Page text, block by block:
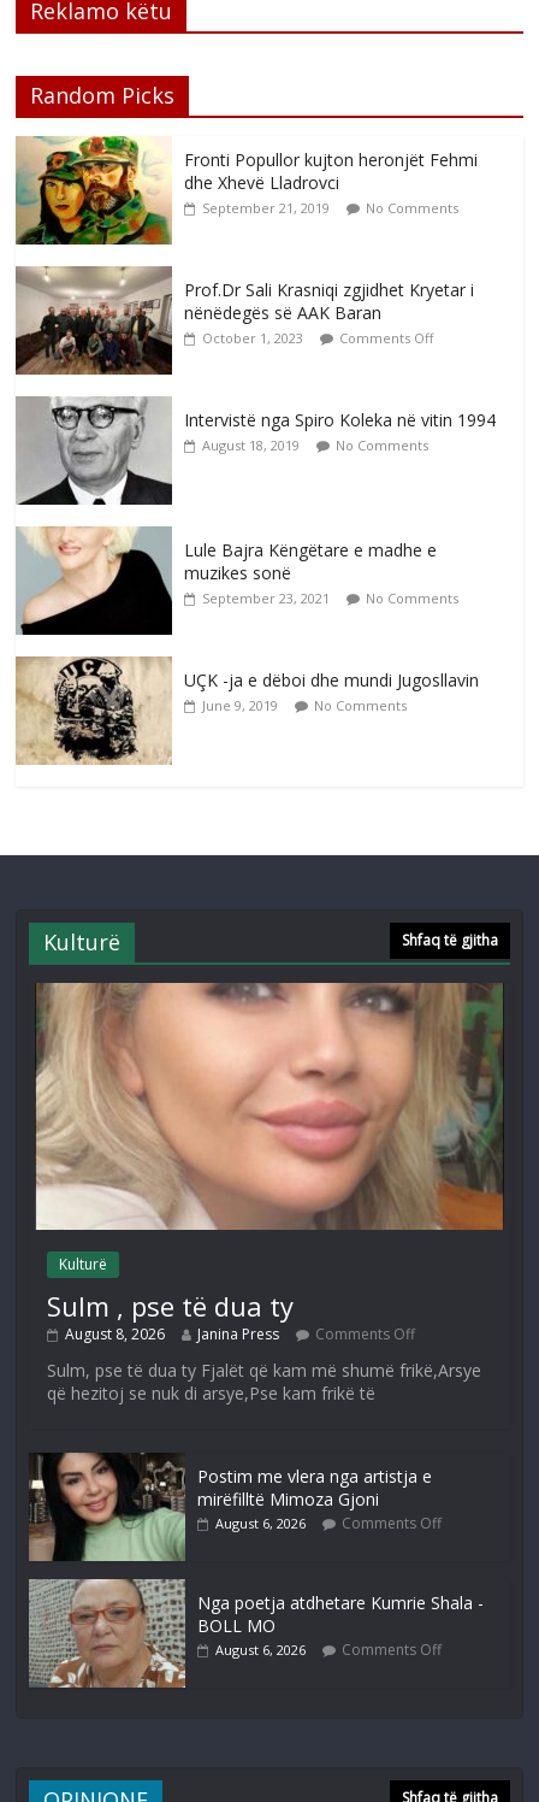
Reklamo këtu
Random Picks
Fronti Popullor kujton heronjët Fehmi
dhe Xhevë Lladrovci
September 21, 2019 No Comments
Prof.Dr Sali Krasniqi zgjidhet Kryetar i
nënëdegës së AAK Baran
October 1, 2023 Comments Off
Intervistë nga Spiro Koleka në vitin 1994
August 18, 2019 No Comments
Lule Bajra Këngëtare e madhe e
muzikes sonë
September 23, 2021 No Comments
UÇK -ja e dëboi dhe mundi Jugosllavin
June 9, 2019 No Comments
Kulturë Shfaq të gjitha
Kulturë
Sulm , pse të dua ty
August 8, 2026 Janina Press Comments Off
Sulm, pse të dua ty Fjalët që kam më shumë frikë,Arsye
që hezitoj se nuk di arsye,Pse kam frikë të
Postim me vlera nga artistja e
mirëfilltë Mimoza Gjoni
August 6, 2026 Comments Off
Nga poetja atdhetare Kumrie Shala -
BOLL MO
August 6, 2026 Comments Off
Shfaq të gjitha